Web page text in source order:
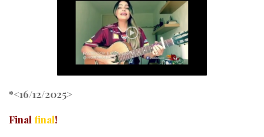
*<16/12/2025>
Final final!